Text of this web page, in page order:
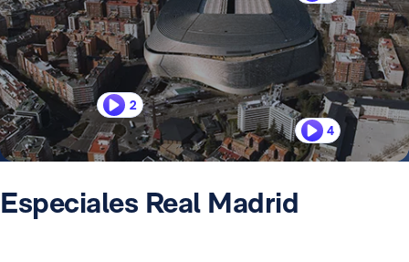
2
4
Especiales Real Madrid